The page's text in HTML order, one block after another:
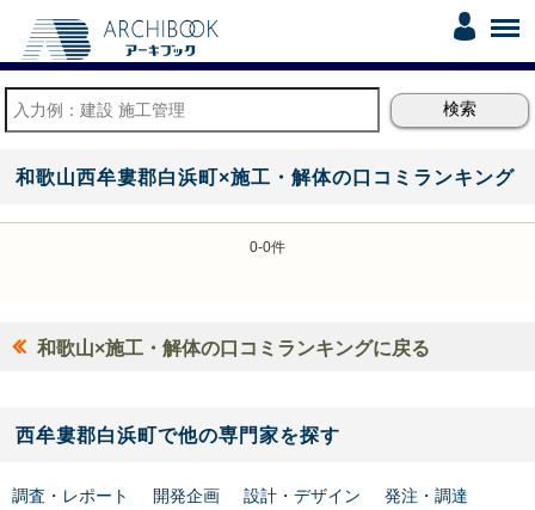
和歌山西牟婁郡白浜町×施工・解体の口コミランキング
0-0件
和歌山×施工・解体の口コミランキングに戻る
西牟婁郡白浜町で他の専門家を探す
調査・レポート 開発企画 設計・デザイン
発注・調達